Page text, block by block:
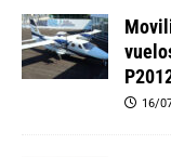
16/